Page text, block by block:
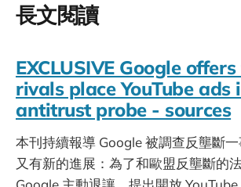
長文閱讀
EXCLUSIVE Google
rivals place YouTube ads
antitrust probe - sources
本刊持續報導 Google 被調查反壟斷
又有新的進展：為了和歐盟反壟斷的